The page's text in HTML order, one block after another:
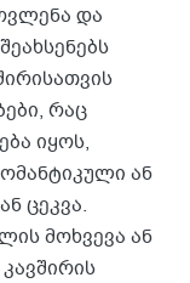
და
რაც
იყოს,
ან
ცეკვა.
მოხვევა ან